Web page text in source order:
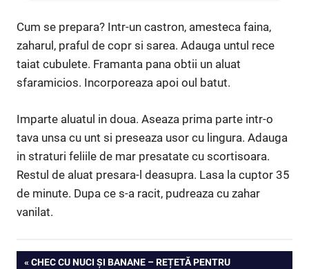
Cum se prepara? Intr-un castron, amesteca faina,
zaharul, praful de copr si sarea. Adauga untul rece
taiat cubulete. Framanta pana obtii un aluat
sfaramicios. Incorporeaza apoi oul batut.
Imparte aluatul in doua. Aseaza prima parte intr-o
tava unsa cu unt si preseaza usor cu lingura. Adauga
in straturi feliile de mar presatate cu scortisoara.
Restul de aluat presara-l deasupra. Lasa la cuptor 35
de minute. Dupa ce s-a racit, pudreaza cu zahar
vanilat.
Navigare
PREVIOUS
CHEC CU NUCI ȘI BANANE – REȚETĂ PENTRU